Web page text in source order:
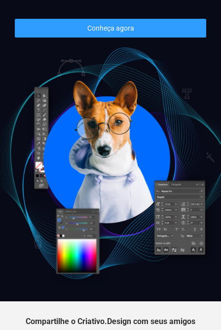
Conheça agora
Compartilhe o Criativo.Design com seus amigos